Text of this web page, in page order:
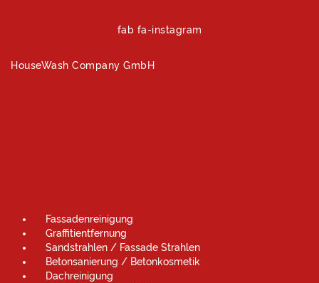
fab fa-instagram
HouseWash Company GmbH
Fassadenreinigung
Graffitientfernung
Sandstrahlen / Fassade Strahlen
Betonsanierung / Betonkosmetik
Dachreinigung